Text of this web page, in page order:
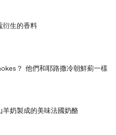
生的香料
？ 他們和耶路撒冷朝鮮薊一樣
羊奶製成的美味法國奶酪